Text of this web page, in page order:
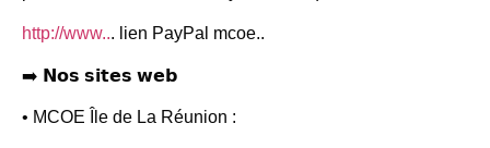
http://www... lien PayPal mcoe..
➡️ 𝗡𝗼𝘀 𝘀𝗶𝘁𝗲𝘀 𝘄𝗲𝗯
• MCOE Île de La Réunion :